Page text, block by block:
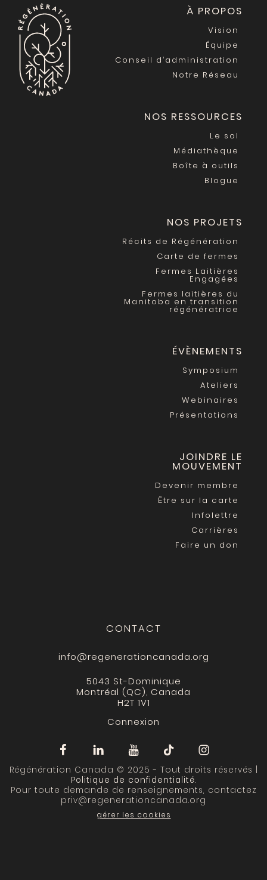
À PROPOS
Vision
Équipe
Conseil d’administration
Notre Réseau
NOS RESSOURCES
Le sol
Médiathèque
Boîte à outils
Blogue
NOS PROJETS
Récits de Régénération
Carte de fermes
Fermes Laitières
Engagées
Fermes laitières du
Manitoba en transition
régénératrice
ÉVÈNEMENTS
Symposium
Ateliers
Webinaires
Présentations
JOINDRE LE
MOUVEMENT
Devenir membre
Être sur la carte
Infolettre
Carrières
Faire un don
CONTACT
info@regenerationcanada.org
5043 St-Dominique
Montréal (QC), Canada
H2T 1V1
Connexion
Régénération Canada © 2025 - Tout droits réservés |
Politique de confidentialité.
Pour toute demande de renseignements, contactez
priv@regenerationcanada.org
gérer les cookies